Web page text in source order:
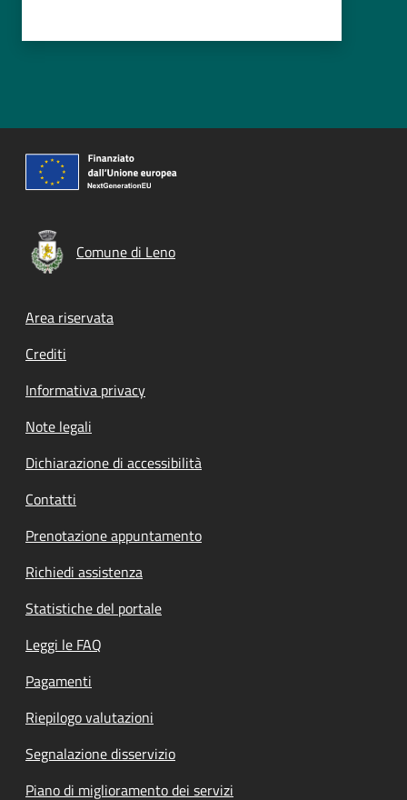
Comune di Leno
Footer menu
Area riservata
Crediti
Informativa privacy
Note legali
Dichiarazione di accessibilità
Contatti
Prenotazione appuntamento
Richiedi assistenza
Statistiche del portale
Leggi le FAQ
Pagamenti
Riepilogo valutazioni
Segnalazione disservizio
Piano di miglioramento dei servizi